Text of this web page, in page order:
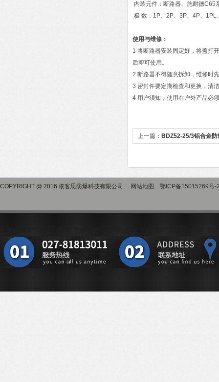
内装元件：断路器、施耐德C65
极 数：1P、2P、3P、4P、1PL
使用与维修：
1 将断路器安装固定好，将盖打
后即可使用。
2 断路器不得随意拆卸，维修时
3 密封件要定期检查和更换，清
4 用户须知，使用在户外产品必
上一篇： BDZ52-25/3铝合金
COPYRIGHT @ 2016 依客思防爆科技有限公司 网站地图 鄂ICP备15015269号-